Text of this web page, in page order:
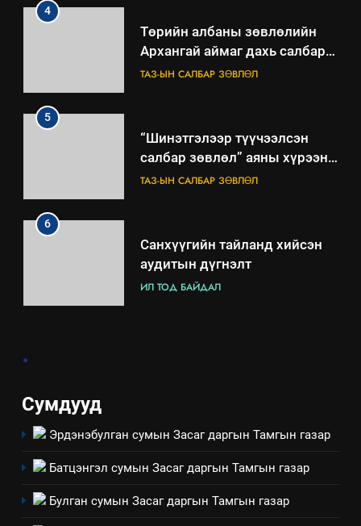
4
Төрийн албаны зөвлөлийн
Архангай аймаг дахь салбар
зөвлөлийн 2025 оны үйл
ТАЗ-ЫН САЛБАР ЗӨВЛӨЛ
5
“Шинэтгэлээр түүчээлсэн
салбар зөвлөл” аяны хүрээнд
зохион байгуулах арга
ТАЗ-ЫН САЛБАР ЗӨВЛӨЛ
6
Санхүүгийн тайланд хийсэн
аудитын дүгнэлт
ИЛ ТОД БАЙДАЛ
8
явуулж байгаа үйл ажиллагаа,
үйлдвэрлэл, үйлчилгээ,
ИЛ ТОД БАЙДАЛ
.
Сумдууд
Эрдэнэбулган сумын Засаг даргын Тамгын газар
Батцэнгэл сумын Засаг даргын Тамгын газар
Булган сумын Засаг даргын Тамгын газар